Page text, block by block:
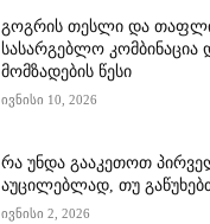
გოგრის თესლი და
სასარგებლო კომბინაცია
მომზადების წესი
ივნისი 10, 2026
რა უნდა გააკეთოთ
აუცილებლად, თუ
ივნისი 2, 2026